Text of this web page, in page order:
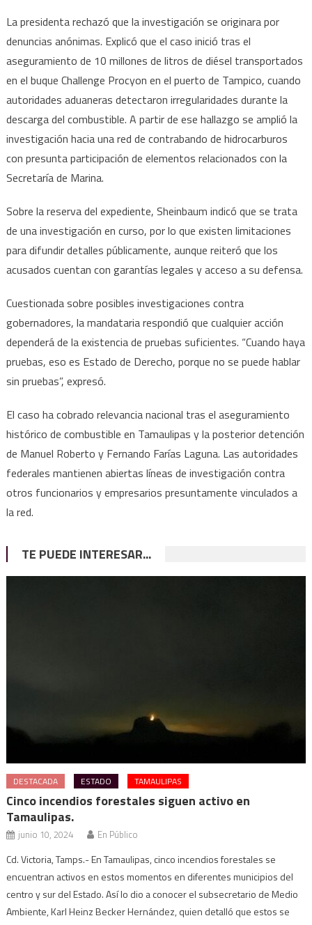
La presidenta rechazó que la investigación se originara por
denuncias anónimas. Explicó que el caso inició tras el
aseguramiento de 10 millones de litros de diésel transportados
en el buque Challenge Procyon en el puerto de Tampico, cuando
autoridades aduaneras detectaron irregularidades durante la
descarga del combustible. A partir de ese hallazgo se amplió la
investigación hacia una red de contrabando de hidrocarburos
con presunta participación de elementos relacionados con la
Secretaría de Marina.
Sobre la reserva del expediente, Sheinbaum indicó que se trata
de una investigación en curso, por lo que existen limitaciones
para difundir detalles públicamente, aunque reiteró que los
acusados cuentan con garantías legales y acceso a su defensa.
Cuestionada sobre posibles investigaciones contra
gobernadores, la mandataria respondió que cualquier acción
dependerá de la existencia de pruebas suficientes. “Cuando haya
pruebas, eso es Estado de Derecho, porque no se puede hablar
sin pruebas”, expresó.
El caso ha cobrado relevancia nacional tras el aseguramiento
histórico de combustible en Tamaulipas y la posterior detención
de Manuel Roberto y Fernando Farías Laguna. Las autoridades
federales mantienen abiertas líneas de investigación contra
otros funcionarios y empresarios presuntamente vinculados a
la red.
TE PUEDE INTERESAR...
DESTACADA ESTADO TAMAULIPAS
Cinco incendios forestales siguen activo en
Tamaulipas.
junio 10, 2024 En Público
Cd. Victoria, Tamps.- En Tamaulipas, cinco incendios forestales se
encuentran activos en estos momentos en diferentes municipios del
centro y sur del Estado. Así lo dio a conocer el subsecretario de Medio
Ambiente, Karl Heinz Becker Hernández, quien detalló que estos se